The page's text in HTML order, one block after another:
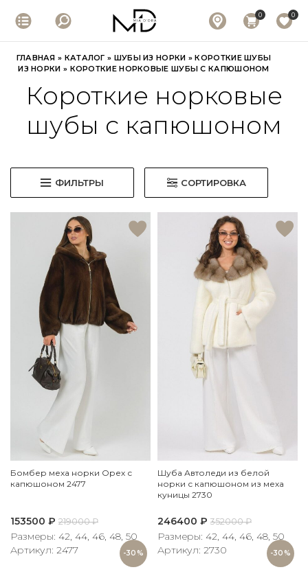
0 0
ГЛАВНАЯ » КАТАЛОГ » ШУБЫ ИЗ НОРКИ »КОРОТКИЕ ШУБЫ
ИЗ НОРКИ » КОРОТКИЕ НОРКОВЫЕ ШУБЫ С КАПЮШОНОМ
Короткие норковые
шубы с капюшоном
ФИЛЬТРЫ СОРТИРОВКА
-30%
Бомбер меха норки Орех с
капюшоном 2477
153500 ₽ 219000₽
Размеры: 42, 44, 46, 48, 50
Артикул: 2477
-30%
Шуба Автоледи из белой
норки с капюшоном из меха
куницы 2730
246400 ₽ 352000₽
Размеры: 42, 44, 46, 48, 50
Артикул: 2730